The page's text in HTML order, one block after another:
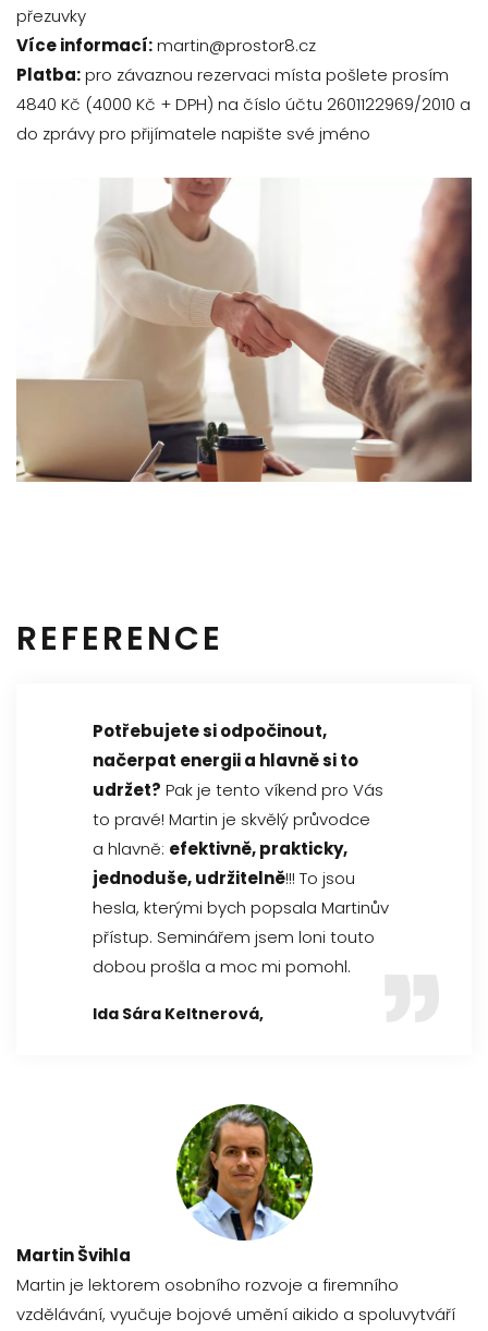
přezuvky
Více informací:martin@prostor8.cz
Platba:pro závaznou rezervaci místa pošlete prosím
4840 Kč (4000 Kč + DPH) na číslo účtu 2601122969/2010 a
do zprávy pro přijímatele napište své jméno
REFERENCE
Potřebujete si odpočinout,
načerpat energii a hlavně si to
udržet? Pak je tento víkend pro Vás
to pravé! Martin je skvělý průvodce
a hlavně: efektivně, prakticky,
jednoduše, udržitelně!!! To jsou
hesla, kterými bych popsala Martinův
přístup. Seminářem jsem loni touto
dobou prošla a moc mi pomohl.
Ida Sára Keltnerová,
Martin Švihla
Martin je lektorem osobního rozvoje a firemního
vzdělávání, vyučuje bojové umění aikido a spoluvytváří